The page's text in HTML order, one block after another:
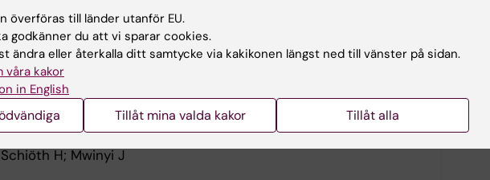
NEUROSCIENCE.
2024;18:1340108
insights into gene expression, neuroanatomy, neurochemistry,
O; Rukh G; Dang J; Andersson G; Schioth HB
in migraine prevalence among occupational categories: a cross-
Biobank
H; Mwinyi J
överföras till länder utanför EU.
godkänner du att vi sparar cookies.
ändra eller återkalla ditt samtycke via kakikonen längst ned till vänster på sidan.
våra kakor
in English
Tillåt mina valda kakor Tillåt alla